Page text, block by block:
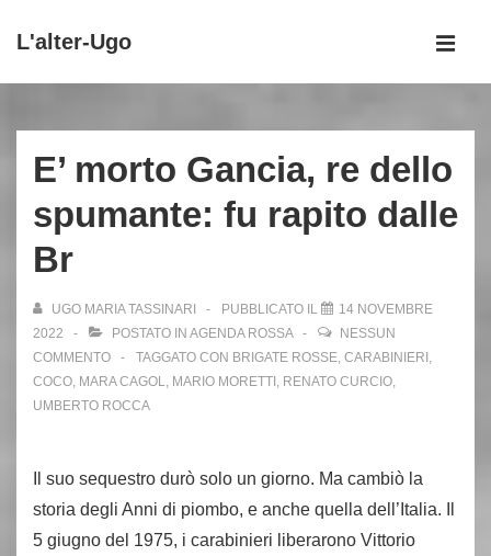
Vai
principale
L'alter-Ugo
principale
E’ morto Gancia, re dello
spumante: fu rapito dalle
Br
UGO MARIA TASSINARI PUBBLICATO IL
14 NOVEMBRE
2022
POSTATO IN AGENDA ROSSA
NESSUN
COMMENTO
TAGGATO CON BRIGATE ROSSE, CARABINIERI ,
COCO, MARA CAGOL, MARIO MORETTI , RENATO CURCIO,
UMBERTO ROCCA
Il suo sequestro durò solo un giorno. Ma cambiò la
storia degli Anni di piombo, e anche quella dell’Italia. Il
5 giugno del 1975, i carabinieri liberarono Vittorio